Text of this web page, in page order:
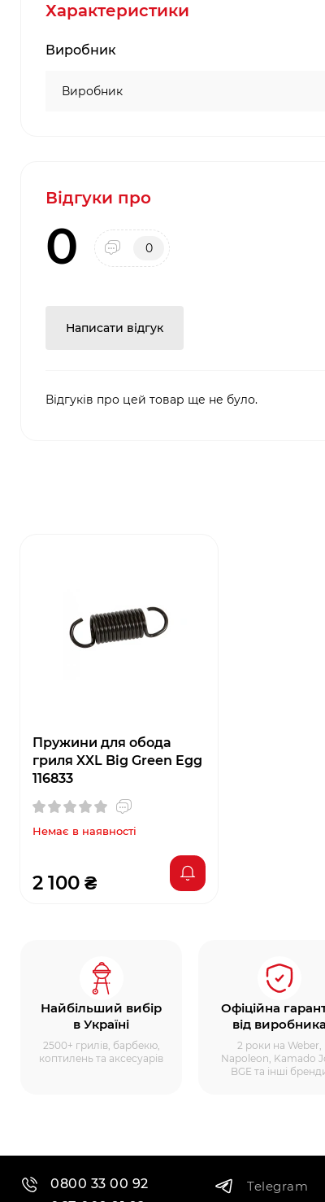
Характеристики
Виробник
Виробник
Відгуки про
0 0
Написати відгук
Відгуків про цей товар ще не було.
Пружини для обода
гриля XXL Big Green Egg
116833
Немає в наявності
2 100 ₴
Найбільший вибір
в Україні
2500+ грилів, барбекю,
коптилень та аксесуарів
Офіційна
від виробника
2 роки на Weber,
Napoleon, Kamado
BGE та інші
0800 33 00 92
Telegram